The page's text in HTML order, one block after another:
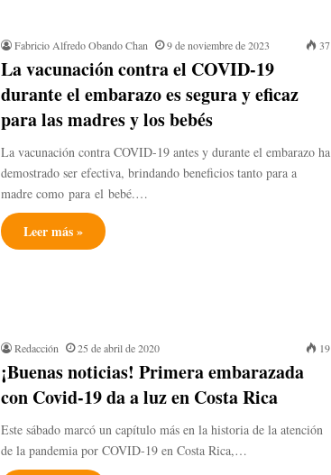
Fabricio Alfredo Obando Chan 9 de noviembre de 2023 37
La vacunación contra el COVID-19
durante el embarazo es segura y eficaz
para las madres y los bebés
La vacunación contra COVID-19 antes y durante el embarazo ha
demostrado ser efectiva, brindando beneficios tanto para a
madre como para el bebé.…
Leer más »
Redacción 25 de abril de 2020 19
¡Buenas noticias! Primera embarazada
con Covid-19 da a luz en Costa Rica
Este sábado marcó un capítulo más en la historia de la atención
de la pandemia por COVID-19 en Costa Rica,…